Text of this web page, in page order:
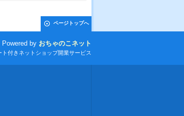
ページトップへ
Powered by おちゃのこネット
付きネットショップ開業サービス